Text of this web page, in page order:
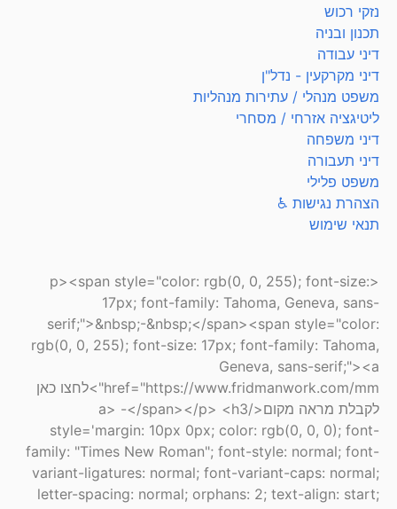
נזקי רכוש
תכנון ובניה
דיני עבודה
דיני מקרקעין - נדל"ן
משפט מנהלי / עתירות מנהליות
ליטיגציה אזרחי / מסחרי
דיני משפחה
דיני תעבורה
משפט פלילי
הצהרת נגישות ♿
תנאי שימוש
<p><span style="color: rgb(0, 0, 255); font-size:
17px; font-family: Tahoma, Geneva, sans-
serif;">&nbsp;-&nbsp;</span><span style="color:
rgb(0, 0, 255); font-size: 17px; font-family: Tahoma,
Geneva, sans-serif;"><a
href="https://www.fridmanwork.com/mm">לחצו כאן
לקבלת מראה מקום</a> -</span></p> <h3
style='margin: 10px 0px; color: rgb(0, 0, 0); font-
family: "Times New Roman"; font-style: normal; font-
variant-ligatures: normal; font-variant-caps: normal;
letter-spacing: normal; orphans: 2; text-align: start;